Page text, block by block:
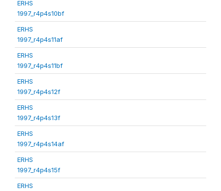
ERHS
1997_r4p4s10bf
ERHS
1997_r4p4s11af
ERHS
1997_r4p4s11bf
ERHS
1997_r4p4s12f
ERHS
1997_r4p4s13f
ERHS
1997_r4p4s14af
ERHS
1997_r4p4s15f
ERHS